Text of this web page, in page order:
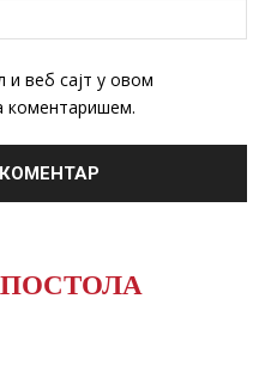
и веб сајт у овом
коментаришем.